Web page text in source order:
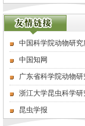
中国科学院动物研究
中国知网
广东省科学院动物研
浙江大学昆虫科学研
昆虫学报